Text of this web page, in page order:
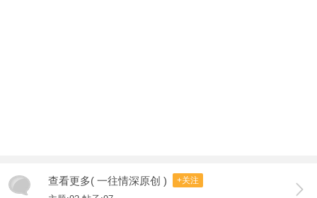
查看更多( 一往情深原创 ) +关注